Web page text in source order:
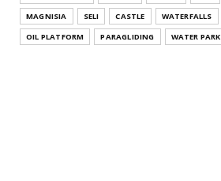
July 26, 2021
THESSALONIKI
MAGNISIA
SELI CASTLE WATERFALLS
OIL PLATFORM
PARAGLIDING WATER PARK